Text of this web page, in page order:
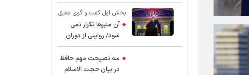
ایستادند پس نباید از
شهادت ایشان شگفت
زده شد
بخش اول گفت و گوی عقیق
با استاد حسین انصاریان:
آن منبرها تکرار نمی
شود/ روایتی از دوران
کودکی و نوجوانی این
واعظ بزرگ و نویسنده و
پژوهشگر جهان اسلام
سه نصیحت مهم حافظ
در بیان حجت الاسلام